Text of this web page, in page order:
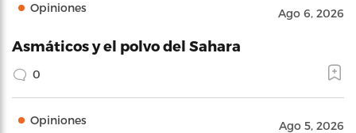
Opiniones Ago 6, 2026
Asmáticos y el polvo del Sahara
0
Opiniones Ago 5, 2026